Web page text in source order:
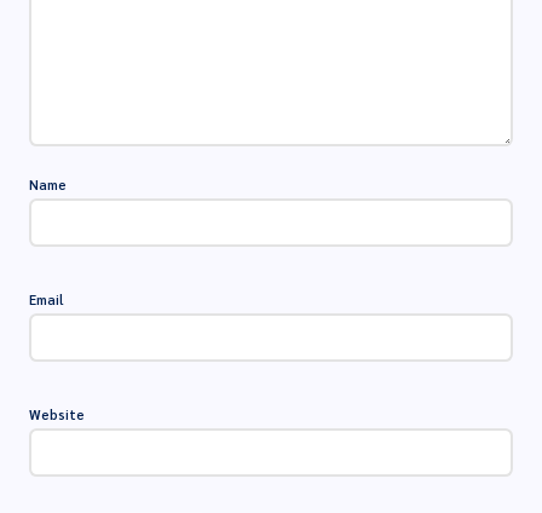
Name
Email
Website